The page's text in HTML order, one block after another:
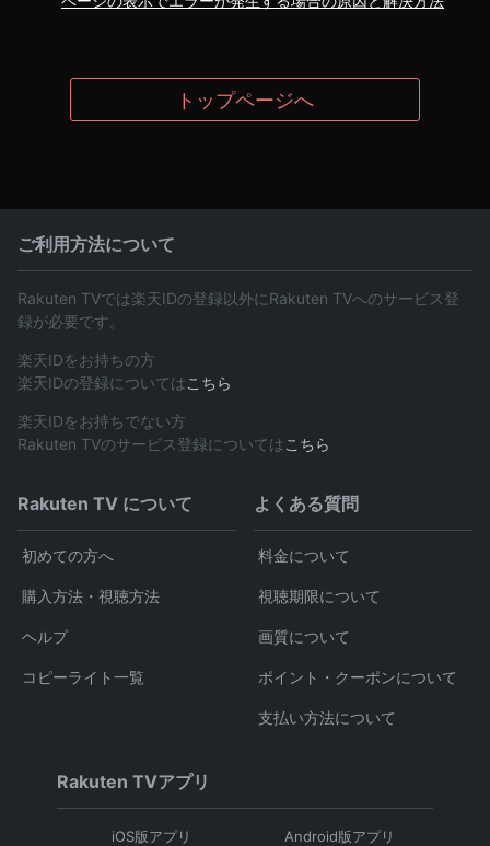
トップページへ
ご利用方法について
Rakuten TVでは楽天IDの登録以外にRakuten TVへのサービス登
録が必要です。
楽天IDをお持ちの方
楽天IDの登録については こちら
楽天IDをお持ちでない方
Rakuten TVのサービス登録については こちら
Rakuten TV について
初めての方へ
購入方法・視聴方法
ヘルプ
コピーライト一覧
よくある質問
料金について
視聴期限について
画質について
ポイント・クーポンについて
支払い方法について
Rakuten TVアプリ
iOS版アプリ Android版アプリ